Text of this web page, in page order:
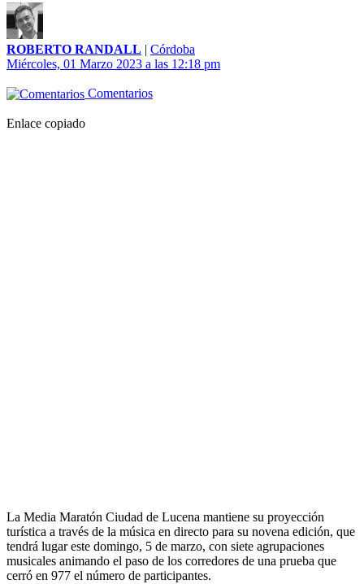
ROBERTO RANDALL | Córdoba
Miércoles, 01 Marzo 2023 a las 12:18 pm
Comentarios
Enlace copiado
La Media Maratón Ciudad de Lucena mantiene su proyección
turística a través de la música en directo para su novena edición, que
tendrá lugar este domingo, 5 de marzo, con siete agrupaciones
musicales animando el paso de los corredores de una prueba que
cerró en 977 el número de participantes.